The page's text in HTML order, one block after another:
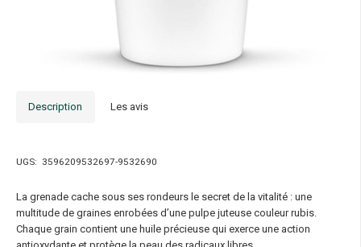
Description Les avis
UGS: 3596209532697-9532690
La grenade cache sous ses rondeurs le secret de la vitalité : une
multitude de graines enrobées d’une pulpe juteuse couleur rubis.
Chaque grain contient une huile précieuse qui exerce une action